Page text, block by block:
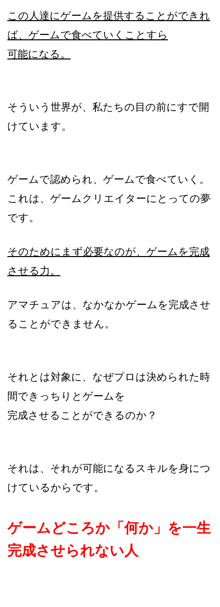
この人達にゲームを提供することができれ
ば、ゲームで食べていくことすら
可能になる。
そういう世界が、私たちの目の前にすで開
けています。
ゲームで認められ、ゲームで食べていく。
これは、ゲームクリエイターにとっての夢
です。
そのためにまず必要なのが、ゲームを完成
させる力。
アマチュアは、なかなかゲームを完成させ
ることができません。
それとは対象に、なぜプロは決められた時
間できっちりとゲームを
完成させることができるのか？
それは、それが可能になるスキルを身につ
けているからです。
ゲームどころか「何か」を一生
完成させられない人